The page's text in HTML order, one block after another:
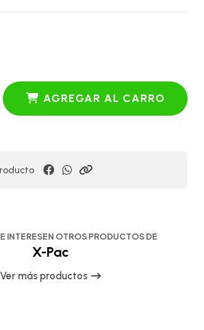
AGREGAR AL CARRO
INTERESEN OTROS PRODUCTOS DE
X-Pac
Ver más productos